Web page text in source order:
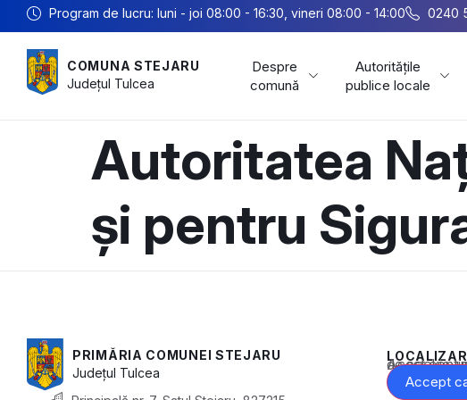
Program de lucru: luni - joi 08:00 - 16:30, vineri 08:00 - 14:00 0240
COMUNA STEJARU
Județul Tulcea
Despre
comună
Autoritățile
publice locale
Autoritatea
și pentru
PRIMĂRIA COMUNEI STEJARU
Județul Tulcea
Acest conținut este blocat până când acceptați categoria corespunzătoare
Accept